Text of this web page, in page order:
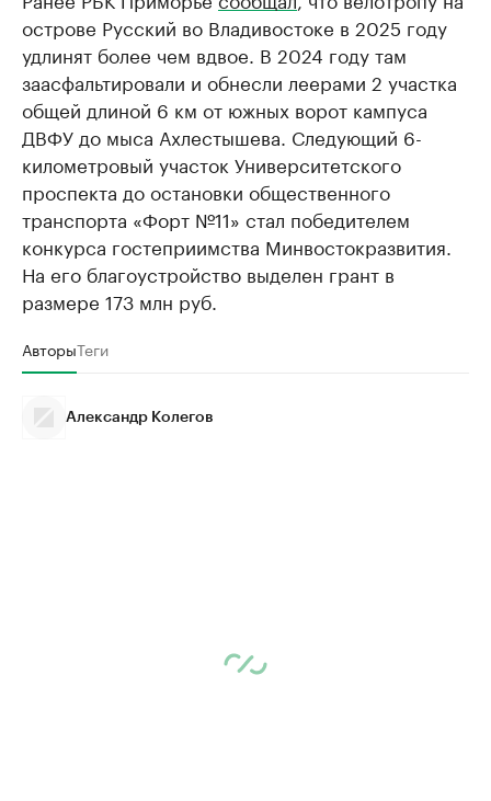
острове Русский во Владивостоке в 2025 году
удлинят более чем вдвое. В 2024 году там
заасфальтировали и обнесли леерами 2 участка
общей длиной 6 км от южных ворот кампуса
ДВФУ до мыса Ахлестышева. Следующий 6-
километровый участок Университетского
проспекта до остановки общественного
транспорта «Форт №11» стал победителем
конкурса гостеприимства Минвостокразвития.
На его благоустройство выделен грант в
размере 173 млн руб.
АвторыТеги
Александр Колегов